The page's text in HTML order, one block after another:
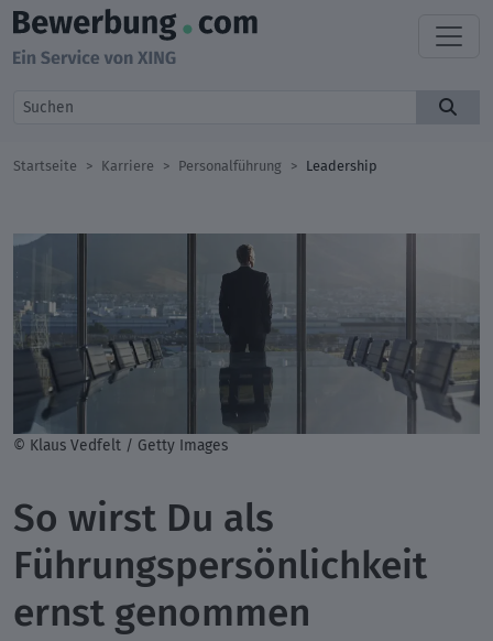
Startseite Karriere Personalführung Leadership
© Klaus Vedfelt / Getty Images
So wirst Du als
Führungspersönlichkeit
ernst genommen